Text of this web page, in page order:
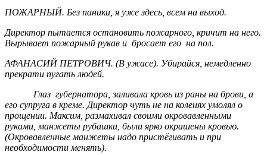
ПОЖАРНЫЙ. Без паники, я уже здесь, всем на выход.
Директор пытается остановить пожарного, кричит на него.
Вырывает пожарный рукав и бросает его на пол.
АФАНАСИЙ ПЕТРОВИЧ. (В ужасе). Убирайся, немедленно
прекрати пугать людей.
Глаз губернатора, заливала кровь из раны на брови, а
его супруга в креме. Директор чуть не на коленях умолял о
прощении. Максим, размахивал своими окровавленными
руками, манжеты рубашки, были ярко окрашены кровью.
(Окровавленные манжеты надо пристёгивать и при
необходимости менять).